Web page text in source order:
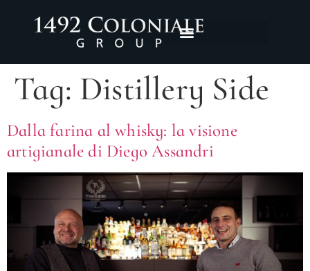
Tag: Distillery Side
Dalla farina al whisky: la visione
artigianale di Diego Assandri